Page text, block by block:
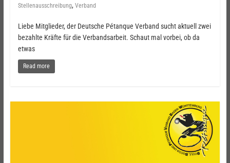
Stellenausschreibung, Verband
Liebe Mitglieder, der Deutsche Pétanque Verband sucht aktuell zwei
bezahlte Kräfte für die Verbandsarbeit. Schaut mal vorbei, ob da
etwas
Read more